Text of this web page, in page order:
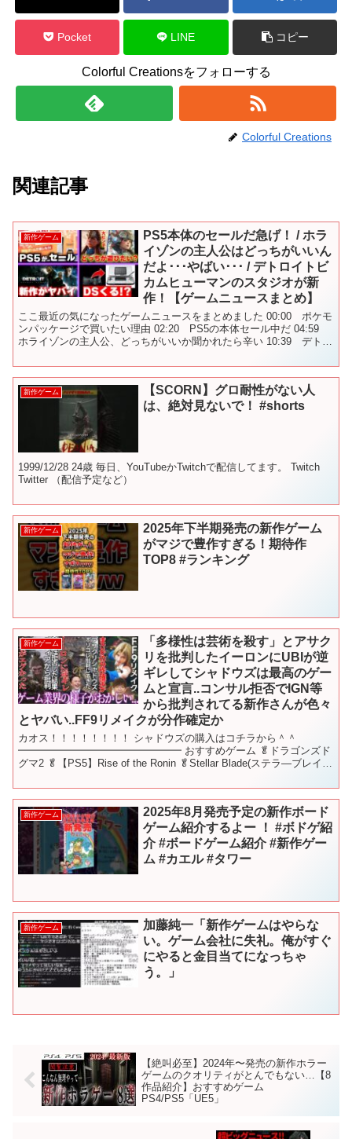
Pocket LINE コピー
Colorful Creationsをフォローする
Colorful Creations
関連記事
新作ゲーム
PS5本体のセールだ急げ！ / ホラ
イゾンの主人公はどっちがいいん
だよ･･･やばい･･･ / デトロイトビ
カムヒューマンのスタジオが新
作！【ゲームニュースまとめ】
ここ最近の気になったゲームニュースをまとめました 00:00 ポケモ
ンパッケージで買いたい理由 02:20 PS5の本体セール中だ 04:59
ホライゾンの主人公、どっちがいいか聞かれたら辛い 10:39 デトロ
新作ゲーム
【SCORN】グロ耐性がない人
は、絶対見ないで！ #shorts
1999/12/28 24歳 毎日、YouTubeかTwitchで配信してます。 Twitch
Twitter （配信予定など）
新作ゲーム
2025年下半期発売の新作ゲーム
がマジで豊作すぎる！期待作
TOP8 #ランキング
新作ゲーム
「多様性は芸術を殺す」とアサク
リを批判したイーロンにUBIが逆
ギレしてシャドウズは最高のゲー
ムと宣言..コンサル拒否でIGN等
から批判されてる新作さんが色々
とヤバい..FF9リメイクが分作確定か
カオス！！！！！！！！ シャドウズの購入はコチラから＾＾
━━━━━━━━━━━━━━━━ おすすめゲーム 🥬ドラゴンズド
グマ2 🥬【PS5】Rise of the Ronin 🥬Stellar Blade(ステラ―ブレイ
新作ゲーム
2025年8月発売予定の新作ボード
ゲーム紹介するよー ！ #ボドゲ紹
介 #ボードゲーム紹介 #新作ゲー
ム #カエル #タワー
新作ゲーム
加藤純一「新作ゲームはやらな
い。ゲーム会社に失礼。俺がすぐ
にやると金目当てになっちゃ
う。」
【絶叫必至】2024年〜発売の新作ホラー
ゲームのクオリティがとんでもない…【8
作品紹介】おすすめゲーム
PS4/PS5「UE5」